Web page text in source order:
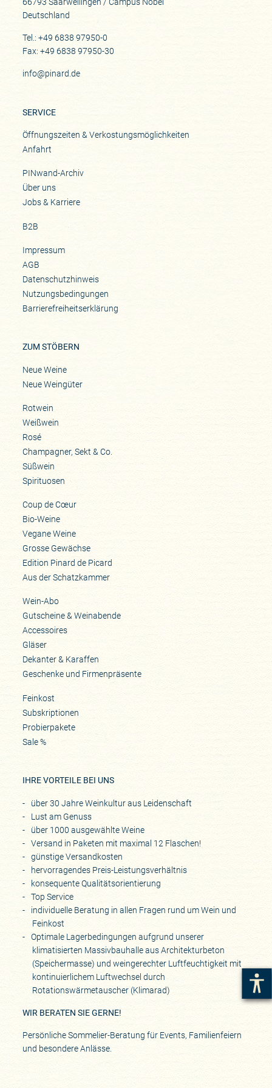
Beste Lagen
Meursault Les Tessons, 1er Cru Perrières, Grand Cru Bâtard-Montrachet,,
Grand Cru Corton-Bressandes
Historie
Pierre Morey war ehemaliger Direktor der Domaine Leflaive
Deutschland
Tel.: +49 6838 97950-0
Fax: +49 6838 97950-30
info@pinard.de
SERVICE
Öffnungszeiten & Verkostungsmöglichkeiten
Anfahrt
PINwand-Archiv
Über uns
Jobs & Karriere
B2B
Impressum
AGB
Datenschutzhinweis
Nutzungsbedingungen
Barrierefreiheitserklärung
ZUM STÖBERN
Neue Weine
Neue Weingüter
Rotwein
Weißwein
Rosé
Champagner, Sekt & Co.
Süßwein
Spirituosen
Coup de Cœur
Bio-Weine
Vegane Weine
Grosse Gewächse
Edition Pinard de Picard
Aus der Schatzkammer
Wein-Abo
Gutscheine & Weinabende
Accessoires
Gläser
Dekanter & Karaffen
Geschenke und Firmenpräsente
Feinkost
Subskriptionen
Probierpakete
Sale %
IHRE VORTEILE BEI UNS
über 30 Jahre Weinkultur aus Leidenschaft
Lust am Genuss
über 1000 ausgewählte Weine
Versand in Paketen mit maximal 12 Flaschen!
günstige Versandkosten
hervorragendes Preis-Leistungsverhältnis
konsequente Qualitätsorientierung
Top Service
individuelle Beratung in allen Fragen rund um Wein und
Feinkost
Optimale Lagerbedingungen aufgrund unserer
klimatisierten Massivbauhalle aus Architekturbeton
(Speichermasse) und weingerechter Luftfeuchtigkeit mit
kontinuierlichem Luftwechsel durch
Rotationswärmetauscher (Klimarad)
WIR BERATEN SIE GERNE!
Persönliche Sommelier-Beratung für Events, Familienfeiern
und besondere Anlässe.